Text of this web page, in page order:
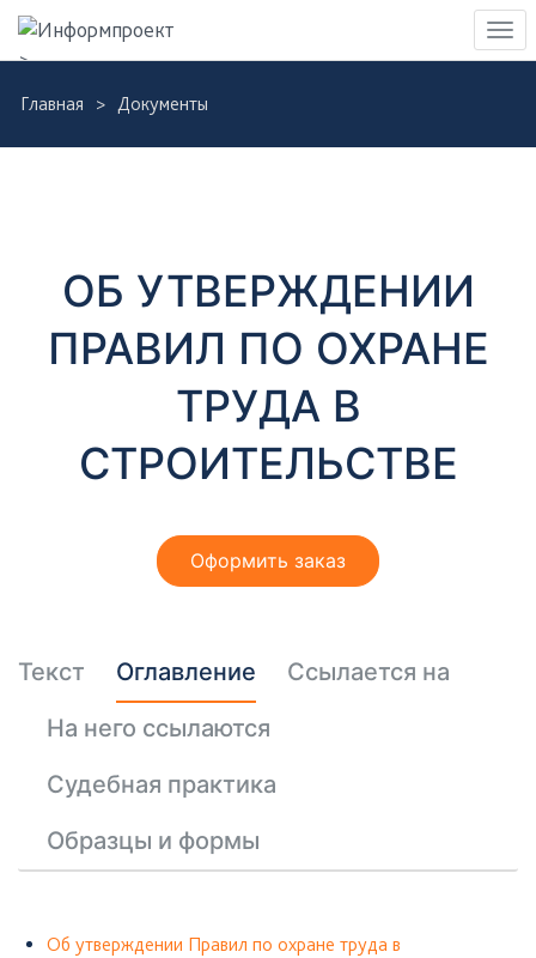
main
Навигация
>
Главная Документы
Д
ОБ УТВЕРЖДЕНИИ
ПРАВИЛ ПО ОХРАНЕ
ТРУДА В
СТРОИТЕЛЬСТВЕ
Оформить заказ
Текст Оглавление
Ссылается на
На него ссылаются
Судебная практика
Образцы и формы
Об утверждении Правил по охране труда в
Эти файлы cookie
необязательны.
Они необходимы
веб-сайта.